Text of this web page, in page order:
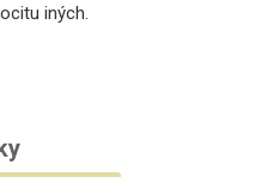
iných.